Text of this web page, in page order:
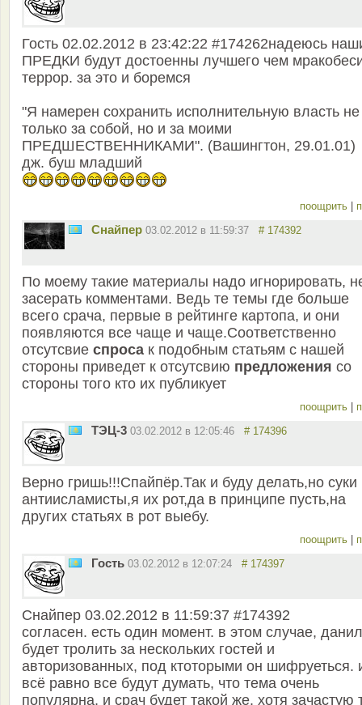
Гость 02.02.2012 в 23:42:22 #174262надеюсь
ПРЕДКИ будут достоенны лучшего чем
террор. за это и боремся
"Я намерен сохранить исполнительную власть не
только за собой, но и за моими
ПРЕДШЕСТВЕННИКАМИ". (Вашингтон, 29.01.01)
дж. буш младший
поощрить
Снайпер 03.02.2012 в 11:59:37 # 174392
По моему такие материалы надо игнорировать,
засерать комментами. Ведь те темы где больше
всего срача, первые в рейтинге картопа, и они
появляются все чаще и чаще.Соответственно
отсутсвие спроса к подобным статьям с нашей
стороны приведет к отсутсвию предложения со
стороны того кто их публикует
поощрить
ТЭЦ-3 03.02.2012 в 12:05:46 # 174396
Верно гришь!!!Спайпёр.Так и буду делать,но суки
антиисламисты,я их рот,да в принципе пусть,на
других статьях в рот выебу.
поощрить
Гость 03.02.2012 в 12:07:24 # 174397
Снайпер 03.02.2012 в 11:59:37 #174392
согласен. есть один момент. в этом случае,
будет тролить за нескольких гостей и
авторизованных, под ктоторыми он шифруеться.
всё равно все будут думать, что тема очень
популярна, и срач будет такой же. хотя зачастую